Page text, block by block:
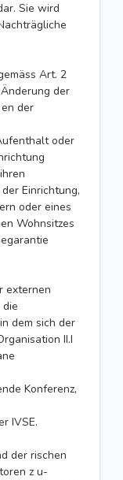
Sie wird
Art. 2
der
der
oder
Einrichtung,
oder eines
Wohnsitzes
externen
dem sich der
II.I
Konferenz,
IVSE.
der rischen
z u-